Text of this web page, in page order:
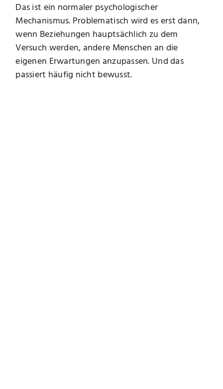
Das ist ein normaler psychologischer
Mechanismus. Problematisch wird es erst dann,
wenn Beziehungen hauptsächlich zu dem
Versuch werden, andere Menschen an die
eigenen Erwartungen anzupassen. Und das
passiert häufig nicht bewusst.